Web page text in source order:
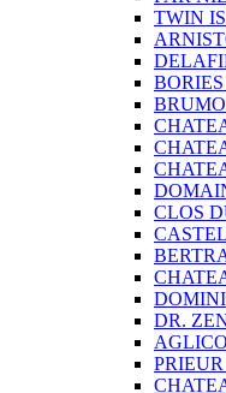
TWIN
CLOS
DR.